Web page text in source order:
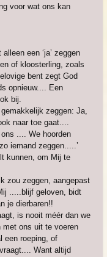
voor wat ons kan
een ‘ja’ zeggen
of kloosterling, zoals
bent zegt God
opnieuw.... Een
bij.
zeggen: Ja,
naar toe gaat....
.... We hoorden
iemand zeggen.....’
kunnen, om Mij te
zou zeggen, aangepast
.....blijf geloven, bidt
je dierbaren!!
is nooit méér dan we
met ons uit te voeren
een roeping, of
Want altijd